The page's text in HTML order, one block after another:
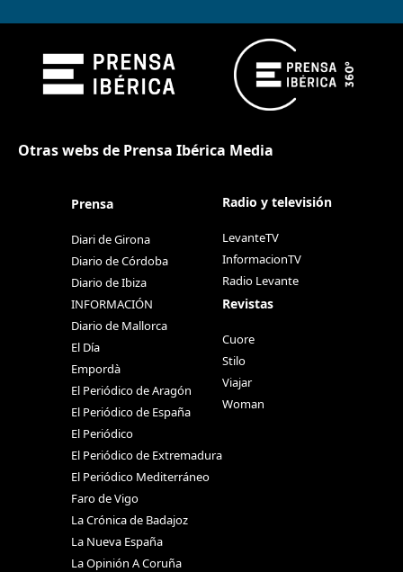
Otras webs de Prensa Ibérica Media
Prensa
Diari de Girona
Diario de Córdoba
Diario de Ibiza
INFORMACIÓN
Diario de Mallorca
El Día
Empordà
El Periódico de Aragón
El Periódico de España
El Periódico
El Periódico de Extremadura
El Periódico Mediterráneo
Faro de Vigo
La Crónica de Badajoz
La Nueva España
La Opinión A Coruña
Radio y televisión
LevanteTV
InformacionTV
Radio Levante
Revistas
Cuore
Stilo
Viajar
Woman